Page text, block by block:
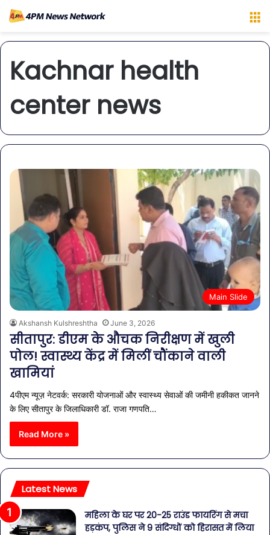
Kachnar health
center news
Main Slide
Akshansh Kulshreshtha June 3, 2026
सीतापुर: डीएम के औचक निरीक्षण में खुली
पोल! स्वास्थ्य केंद्र में मिलीं चौंकाने वाली
खामियां
4पीएम न्यूज़ नेटवर्क: सरकारी योजनाओं और स्वास्थ्य सेवाओं की जमीनी हकीकत जानने
के लिए सीतापुर के जिलाधिकारी डॉ. राजा गणपति…
Read More »
Latest News
महिला के घर पर 20-25 राउंड फायरिंग से मचा
हड़कंप, पुलिस ने 9 संदिग्धों को हिरासत में लिया